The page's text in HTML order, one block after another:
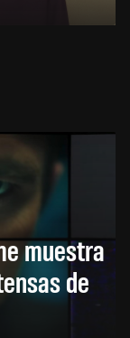
muestra
de